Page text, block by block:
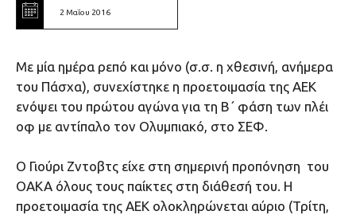
2 Μαΐου 2016
Με μία ημέρα ρεπό και μόνο (σ.σ. η χθεσινή, ανήμερα
του Πάσχα), συνεχίστηκε η προετοιμασία της ΑΕΚ
ενόψει του πρώτου αγώνα για τη Β΄ φάση των πλέι
οφ με αντίπαλο τον Ολυμπιακό, στο ΣΕΦ.
Ο Γιούρι Ζντοβτς είχε στη σημερινή προπόνηση του
ΟΑΚΑ όλους τους παίκτες στη διάθεσή του. Η
προετοιμασία της ΑΕΚ ολοκληρώνεται αύριο (Τρίτη,